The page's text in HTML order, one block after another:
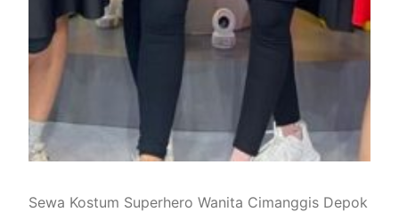
Sewa Kostum Superhero Wanita Cimanggis Depok